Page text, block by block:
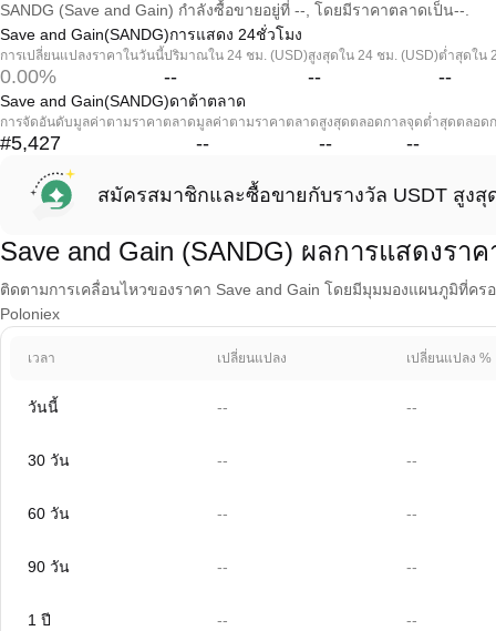
SANDG (Save and Gain) กำลังซื้อขายอยู่ที่ --, โดยมีราคาตลาดเป็น--.
Save and Gain(SANDG)การแสดง 24ชั่วโมง
การเปลี่ยนแปลงราคาในวันนี้
0.00%
ปริมาณใน 24 ชม. (USD)
--
สูงสุดใน 24 ชม. (USD)
--
ต่ำสุดใน
--
Save and Gain(SANDG)ดาต้าตลาด
การจัดอันดับมูลค่าตามราคาตลาด
#5,427
มูลค่าตามราคาตลาด
--
สูงสุดตลอดกาล
--
จุดต่ำสุดตลอด
--
สมัครสมาชิกและซื้อขายกับรางวัล USDT สูงสุ
Save and Gain (SANDG) ผลการแสดงราค
ติดตามการเคลื่อนไหวของราคา Save and Gain โดยมีมุมมองแผนภูมิที่ค
Poloniex
เวลา เปลี่ยนแปลง เปลี่ยนแปลง %
วันนี้ -- --
30 วัน -- --
60 วัน -- --
90 วัน -- --
1 ปี -- --